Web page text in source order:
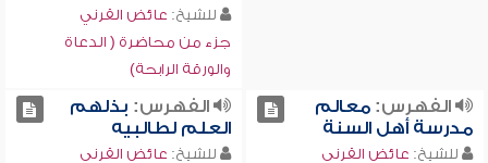
للشيخ: عائض القرني
جزء من محاضرة ( الدعاة
والورقة الرابحة)
الفهرس:معالم
مدرسة أهل السنة
للشيخ: عائض القرني
الفهرس: بذلهم
العلم لطالبيه
للشيخ: عائض القرني